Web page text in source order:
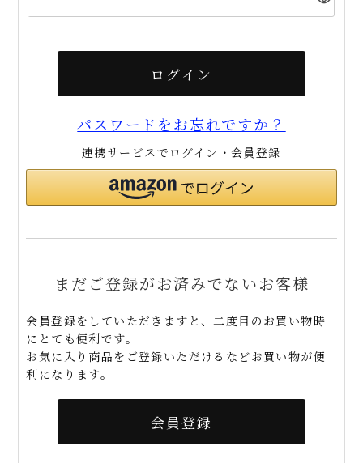
ログイン
パスワードをお忘れですか？
連携サービスでログイン・会員登録
まだご登録がお済みでないお客様
会員登録をしていただきますと、二度目のお買い物時
にとても便利です。
お気に入り商品をご登録いただけるなどお買い物が便
利になります。
会員登録